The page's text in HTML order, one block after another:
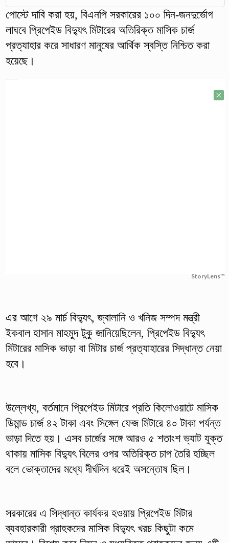
পোস্টে দাবি করা হয়, বিএনপি সরকারের ১০০ দিন-জনদুর্ভোগ
লাঘবে প্রিপেইড বিদ্যুৎ মিটারের অতিরিক্ত মাসিক চার্জ
প্রত্যাহার করে সাধারণ মানুষের আর্থিক স্বস্তি নিশ্চিত করা
হয়েছে।
StoryLens™
এর আগে ২৯ মার্চ বিদ্যুৎ, জ্বালানি ও খনিজ সম্পদ মন্ত্রী
ইকবাল হাসান মাহমুদ টুকু জানিয়েছিলেন, প্রিপেইড বিদ্যুৎ
মিটারের মাসিক ভাড়া বা মিটার চার্জ প্রত্যাহারের সিদ্ধান্ত নেয়া
হবে।
উল্লেখ্য, বর্তমানে প্রিপেইড মিটারে প্রতি কিলোওয়াটে মাসিক
ডিমান্ড চার্জ ৪২ টাকা এবং সিঙ্গেল ফেজ মিটারে ৪০ টাকা পর্যন্ত
ভাড়া দিতে হয়। এসব চার্জের সঙ্গে আরও ৫ শতাংশ ভ্যাট যুক্ত
থাকায় মাসিক বিদ্যুৎ বিলের ওপর অতিরিক্ত চাপ তৈরি হচ্ছিল
বলে ভোক্তাদের মধ্যে দীর্ঘদিন ধরেই অসন্তোষ ছিল।
সরকারের এ সিদ্ধান্ত কার্যকর হওয়ায় প্রিপেইড মিটার
ব্যবহারকারী গ্রাহকদের মাসিক বিদ্যুৎ খরচ কিছুটা কমে